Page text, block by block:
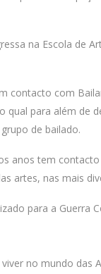
na Escola de
contacto com
qual para além de
de bailado.
anos tem
artes, nas mais
para a Guerra
no mundo das